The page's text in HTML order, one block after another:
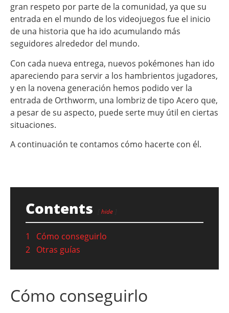
gran respeto por parte de la comunidad, ya que su
entrada en el mundo de los videojuegos fue el inicio
de una historia que ha ido acumulando más
seguidores alrededor del mundo.
Con cada nueva entrega, nuevos pokémones han ido
apareciendo para servir a los hambrientos jugadores,
y en la novena generación hemos podido ver la
entrada de Orthworm, una lombriz de tipo Acero que,
a pesar de su aspecto, puede serte muy útil en ciertas
situaciones.
A continuación te contamos cómo hacerte con él.
Contents hide
1
Cómo conseguirlo
2 Otras guías
Cómo conseguirlo